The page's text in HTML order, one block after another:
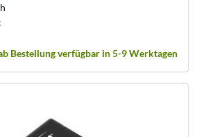
Bestellung verfügbar in 5-9 Werktagen